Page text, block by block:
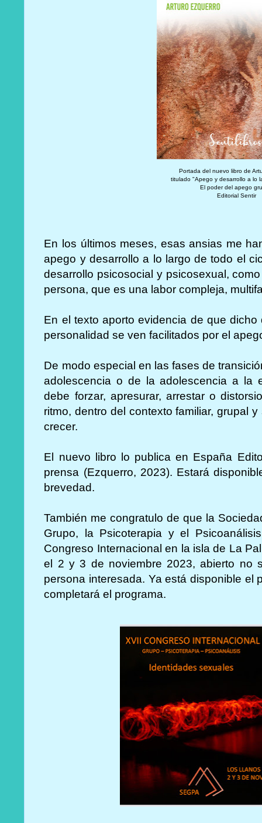
Portada del nuevo libro de
titulado "Apego y desarrollo a lo
El poder del apego
Editorial Sentir
En los últimos meses, esas ansias me
apego y desarrollo a lo largo de todo el
desarrollo psicosocial y psicosexual,
persona, que es una labor compleja,
En el texto aporto evidencia de que
personalidad se ven facilitados por el
De modo especial en las fases de
adolescencia o de la adolescencia a la
debe forzar, apresurar, arrestar o
ritmo, dentro del contexto familiar, grupal
crecer.
El nuevo libro lo publica en España
prensa (Ezquerro, 2023). Estará
brevedad.
También me congratulo de que la
Grupo, la Psicoterapia y el
Congreso Internacional en la isla de La
el 2 y 3 de noviembre 2023, abierto no
persona interesada. Ya está disponible el
completará el programa.